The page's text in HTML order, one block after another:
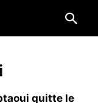
quitte le